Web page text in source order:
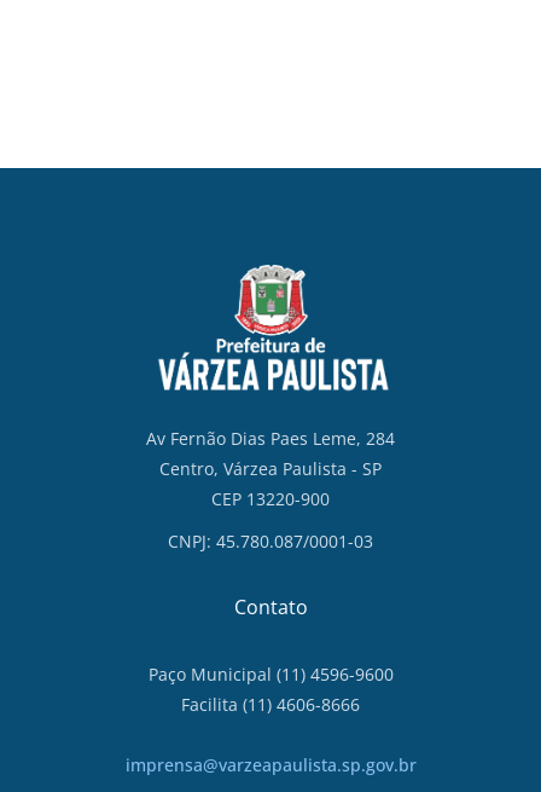
Av Fernão Dias Paes Leme, 284
Centro, Várzea Paulista - SP
CEP 13220-900
CNPJ: 45.780.087/0001-03
Contato
Paço Municipal (11) 4596-9600
Facilita (11) 4606-8666
imprensa@varzeapaulista.sp.gov.br